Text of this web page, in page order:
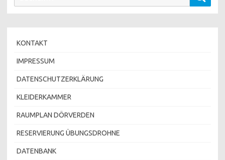
KONTAKT
IMPRESSUM
DATENSCHUTZERKLÄRUNG
KLEIDERKAMMER
RAUMPLAN DÖRVERDEN
RESERVIERUNG ÜBUNGSDROHNE
DATENBANK